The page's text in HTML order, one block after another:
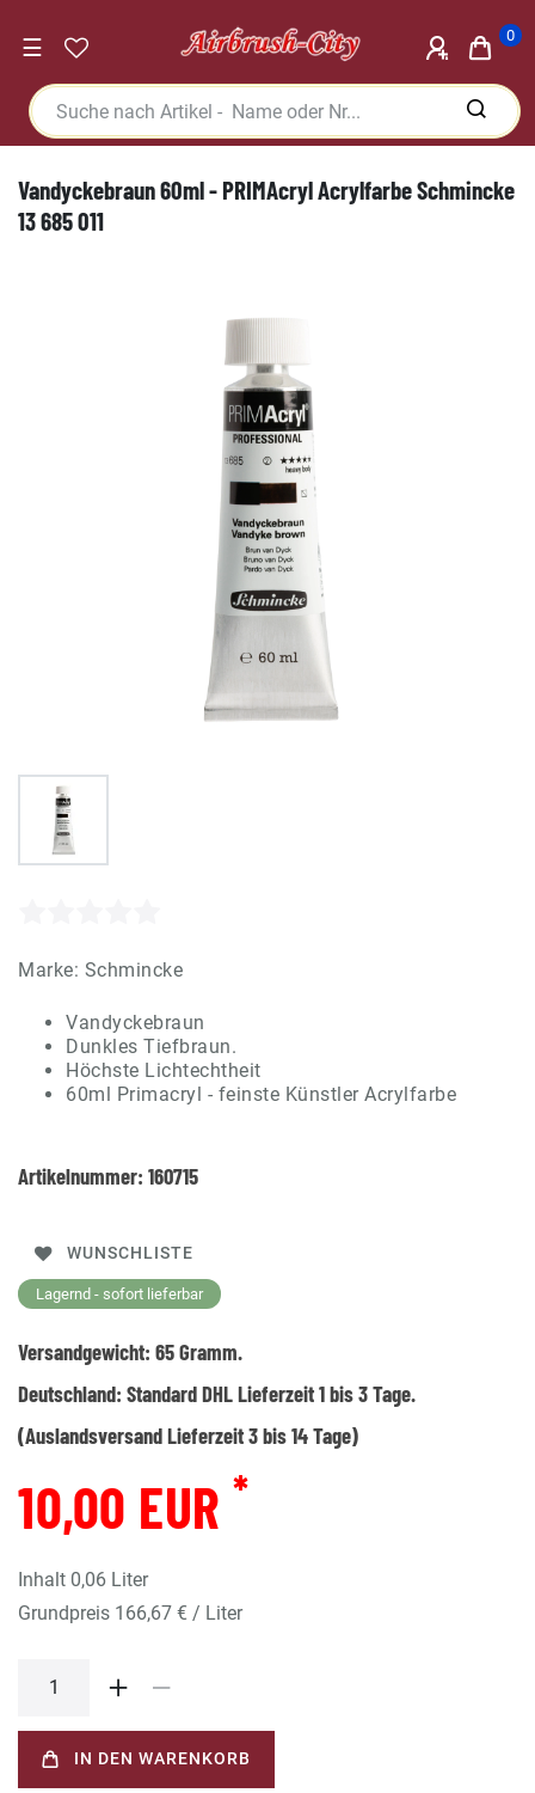
☰ 0
Vandyckebraun 60ml - PRIMAcryl Acrylfarbe Schmincke
13 685 011
Marke: Schmincke
Vandyckebraun
Dunkles Tiefbraun.
Höchste Lichtechtheit
60ml Primacryl - feinste Künstler Acrylfarbe
Artikelnummer: 160715
WUNSCHLISTE
Lagernd - sofort lieferbar
Versandgewicht: 65Gramm.
Deutschland: Standard DHL Lieferzeit 1 bis 3 Tage.
(Auslandsversand Lieferzeit 3 bis 14 Tage)
10,00 EUR *
Inhalt 0,06 Liter
Grundpreis 166,67 € / Liter
IN DEN WARENKORB